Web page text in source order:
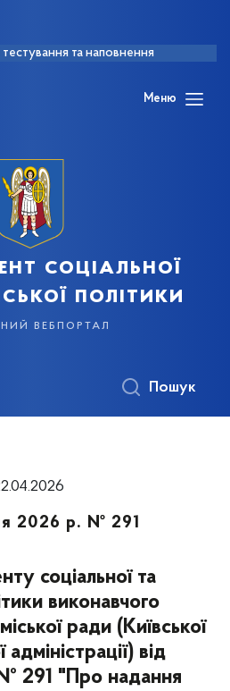
та наповнення
Меню
соціальної
політики
вебпортал
Пошук
2026 р. № 291
соціальної та
виконавчого
ради (Київської
від
291 "Про надання